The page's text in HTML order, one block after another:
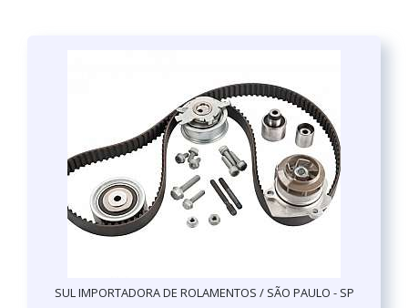
SUL IMPORTADORA DE ROLAMENTOS / SÃO PAULO - SP